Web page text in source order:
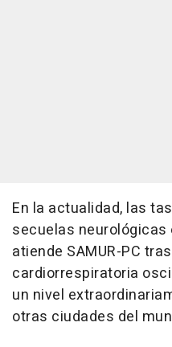
En la actualidad, las
secuelas
atiende SAMUR-PC
cardiorrespiratoria
un nivel
otras ciudades del